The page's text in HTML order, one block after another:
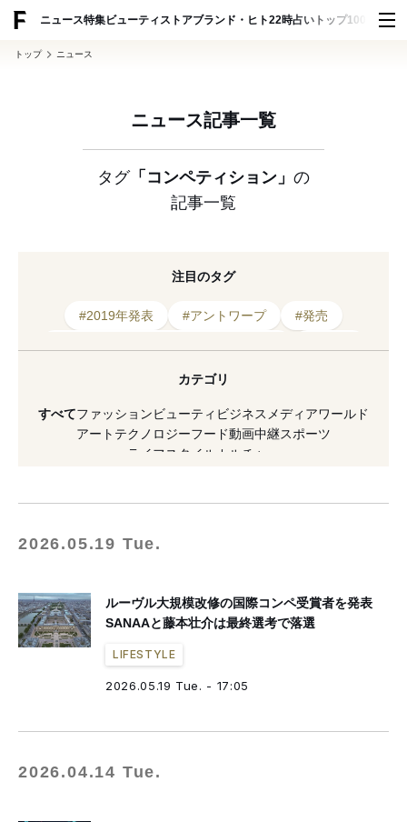
ニュース特集ビューティ ストアブランド・ヒト22時占い トップ100 スナッ
トップ ニュース
ニュース記事一覧
タグ「コンペティション」 の
記事一覧
注目のタグ
#2019年発表 #アントワープ
#発売
#受賞 #Tシャツ
#キャンプファイヤー
#建築
カテゴリ
すべてファッションビューティ ビジネス メディアワールド
アート テクノロジーフード動画中継スポーツ
ライフスタイル
カルチャー
2026.05.19 Tue.
ルーヴル大規模改修の国際コンペ受賞者を発表
SANAAと藤本壮介は最終選考で落選
LIFESTYLE
2026.05.19 Tue. - 17:05
2026.04.14 Tue.